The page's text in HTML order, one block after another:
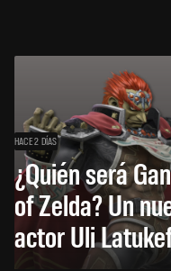
HACE 2 DÍAS
¿Quién será
of Zelda? Un
actor Uli